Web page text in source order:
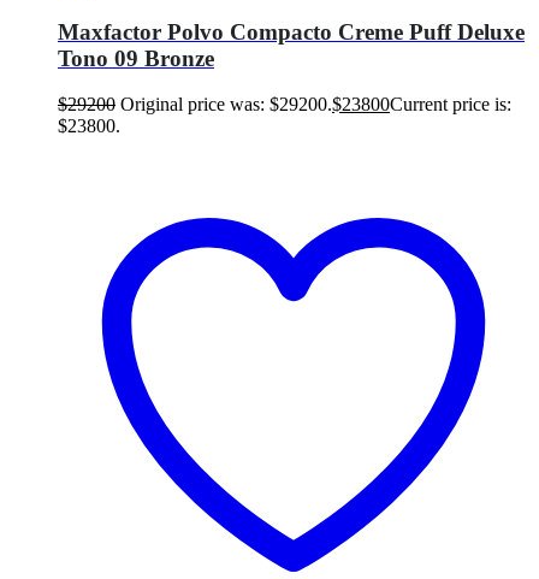
Maxfactor Polvo Compacto Creme Puff Deluxe
Tono 09 Bronze
$29200 Original price was: $29200.$23800Current price is:
$23800.